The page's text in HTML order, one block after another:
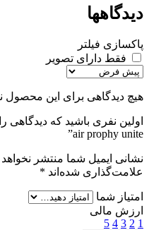
دیدگاهها
پاکسازی فیلتر
فقط دارای تصویر
هیچ دیدگاهی برای این
اولین نفری باشید که دیدگاهی
air prophy unite”
نشانی ایمیل شما منتشر
علامت‌گذاری شده‌اند *
امتیاز شما
ارزش مالی
1
2
3
4
5